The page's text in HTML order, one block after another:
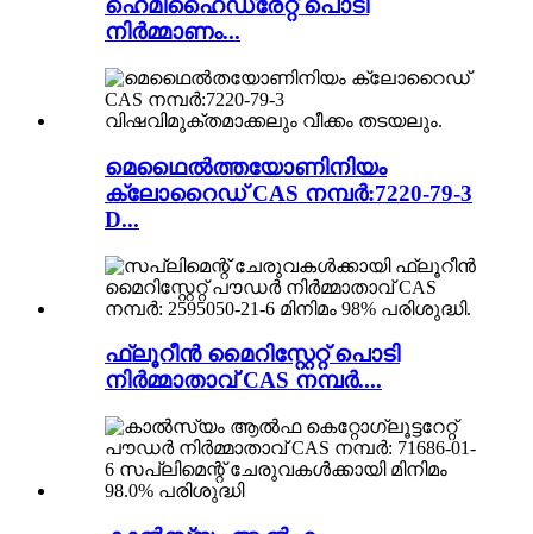
ഹെമിഹൈഡ്രേറ്റ് പൊടി
നിർമ്മാണം...
മെഥൈൽത്തയോണിനിയം
ക്ലോറൈഡ് CAS നമ്പർ:7220-79-3
D...
ഫ്ലൂറീൻ മൈറിസ്റ്റേറ്റ് പൊടി
നിർമ്മാതാവ് CAS നമ്പർ....